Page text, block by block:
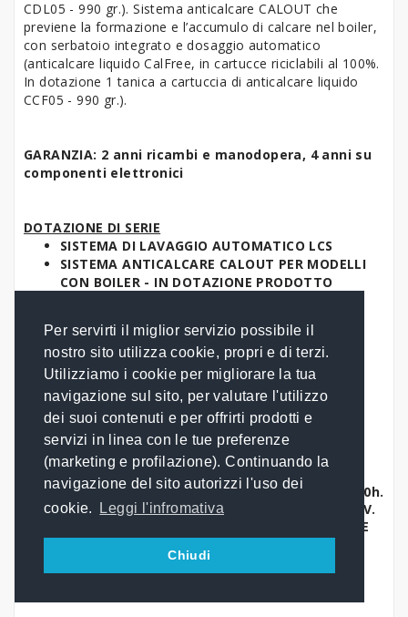
Per servirti il miglior servizio possibile il
nostro sito utilizza cookie, propri e di terzi.
Utilizziamo i cookie per migliorare la tua
navigazione sul sito, per valutare l'utilizzo
dei suoi contenuti e per offrirti prodotti e
servizi in linea con le tue preferenze
(marketing e profilazione). Continuando la
navigazione del sito autorizzi l'uso dei
cookie.
Leggi l'infromativa
Chiudi
CDL05 - 990 gr.). Sistema anticalcare CALOUT che
previene la formazione e l’accumulo di calcare nel boiler,
con serbatoio integrato e dosaggio automatico
(anticalcare liquido CalFree, in cartucce riciclabili al 100%.
In dotazione 1 tanica a cartuccia di anticalcare liquido
CCF05 - 990 gr.).
GARANZIA: 2 anni ricambi e manodopera, 4 anni su
componenti elettronici
DOTAZIONE DI SERIE
SISTEMA DI LAVAGGIO AUTOMATICO LCS
SISTEMA ANTICALCARE CALOUT PER MODELLI
CON BOILER - IN DOTAZIONE PRODOTTO
DOCCETTA DI LAVAGGIO INTEGRATA CON
AVVOLGITORE
CONNESSIONE IN RETE WI-FI
CONNESSIONE USB
PARATIE PORTATEGLIE
Specifiche tecniche:
Dimensioni esterne max di ingombro: 852x850x820h.
Peso: Kg 115. Allacciamento elettrico: 1N-AC 230 V.
Potenza Gas: kW/kcal 15/12900. Capacità 6 TEGLIE
GN 1/1 o EN 600x400, Interasse mm 70